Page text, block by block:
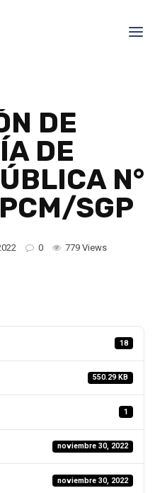
DE
DE
N°
SGP
0 779 Views
18
550.29 KB
1
noviembre 30, 2022
noviembre 30, 2022